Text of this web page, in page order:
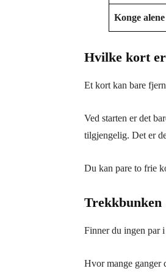
Konge alene
Hvilke kort
Et kort kan bare
Ved starten er det
tilgjengelig. Det er
Du kan pare to frie
Trekkbunken
Finner du ingen par
Hvor mange ganger